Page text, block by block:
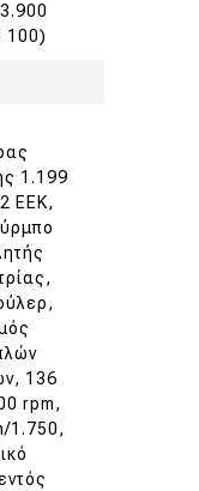
100)
1.199
ΕΕΚ,
136
rpm,
1.750,